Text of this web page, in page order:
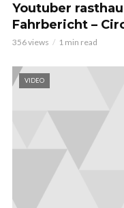
Youtuber
Fahrbericht –
356 views 1 min read
VIDEO